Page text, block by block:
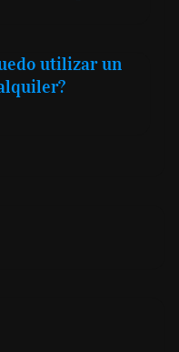
utilizar un